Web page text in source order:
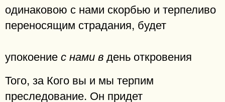
одинаковою с нами скорбью и терпеливо
переносящим страдания, будет
упокоениес нами вдень откровения
Того, за Кого вы и мы терпим
преследование. Он придет